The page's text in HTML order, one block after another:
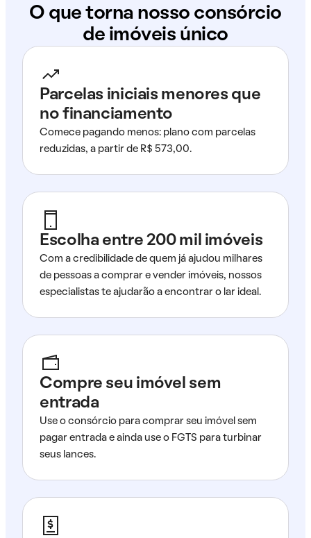
O que torna nosso consórcio
de imóveis único
Parcelas iniciais menores que
no financiamento
Comece pagando menos: plano com parcelas
reduzidas, a partir de R$ 573,00.
Escolha entre 200 mil imóveis
Com a credibilidade de quem já ajudou milhares
de pessoas a comprar e vender imóveis, nossos
especialistas te ajudarão a encontrar o lar ideal.
Compre seu imóvel sem
entrada
Use o consórcio para comprar seu imóvel sem
pagar entrada e ainda use o FGTS para turbinar
seus lances.